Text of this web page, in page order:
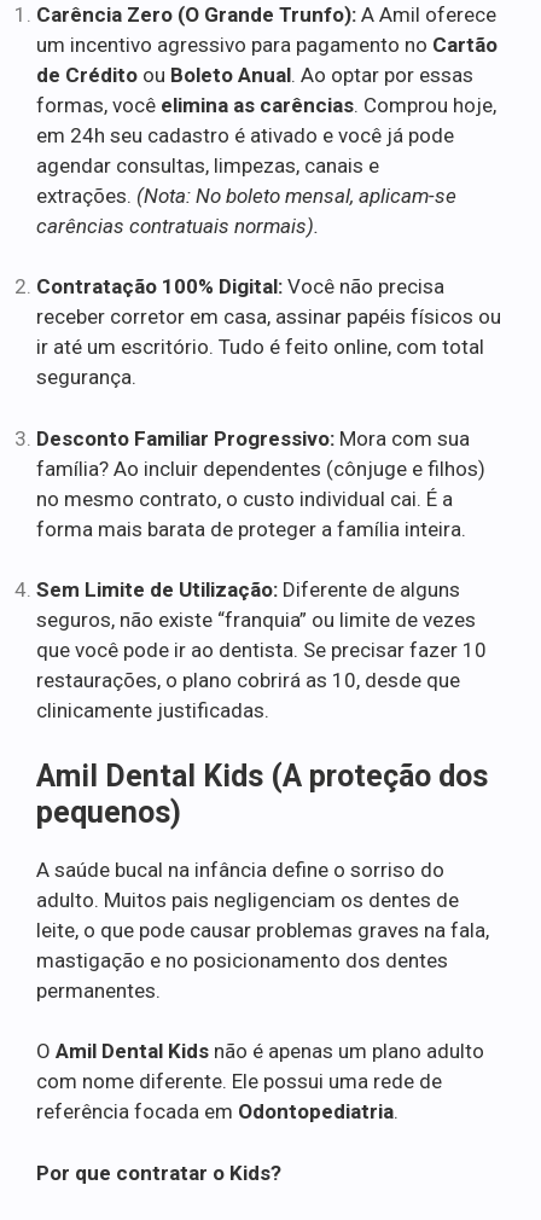
Carência Zero (O Grande Trunfo): A Amil oferece
um incentivo agressivo para pagamento no Cartão
de Crédito ou Boleto Anual. Ao optar por essas
formas, você elimina as carências. Comprou hoje,
em 24h seu cadastro é ativado e você já pode
agendar consultas, limpezas, canais e
extrações. (Nota: No boleto mensal, aplicam-se
carências contratuais normais).
Contratação 100% Digital: Você não precisa
receber corretor em casa, assinar papéis físicos ou
ir até um escritório. Tudo é feito online, com total
segurança.
Desconto Familiar Progressivo: Mora com sua
família? Ao incluir dependentes (cônjuge e filhos)
no mesmo contrato, o custo individual cai. É a
forma mais barata de proteger a família inteira.
Sem Limite de Utilização: Diferente de alguns
seguros, não existe “franquia” ou limite de vezes
que você pode ir ao dentista. Se precisar fazer 10
restaurações, o plano cobrirá as 10, desde que
clinicamente justificadas.
Amil Dental Kids (A proteção dos
pequenos)
A saúde bucal na infância define o sorriso do
adulto. Muitos pais negligenciam os dentes de
leite, o que pode causar problemas graves na fala,
mastigação e no posicionamento dos dentes
permanentes.
O Amil Dental Kids não é apenas um plano adulto
com nome diferente. Ele possui uma rede de
referência focada em Odontopediatria.
Por que contratar o Kids?